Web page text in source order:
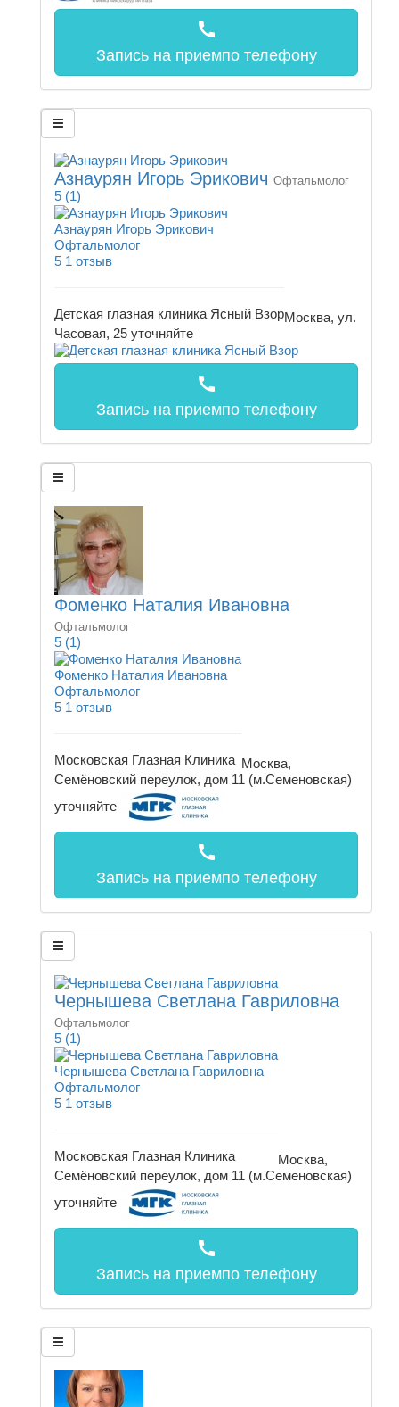
call
Запись на приемпо телефону
Азнаурян Игорь Эрикович Офтальмолог
5 (1)
Азнаурян Игорь Эрикович
Офтальмолог
5 1 отзыв
Детская глазная клиника Ясный ВзорМосква, ул.
Часовая, 25 уточняйте
call
Запись на приемпо телефону
Фоменко Наталия Ивановна
Офтальмолог
5 (1)
Фоменко Наталия Ивановна
Офтальмолог
5 1 отзыв
Московская Глазная Клиника Москва,
Семёновский переулок, дом 11 (м.Семеновская)
уточняйте
call
Запись на приемпо телефону
Чернышева Светлана Гавриловна
Офтальмолог
5 (1)
Чернышева Светлана Гавриловна
Офтальмолог
5 1 отзыв
Московская Глазная Клиника
Москва,
Семёновский переулок, дом 11 (м.Семеновская)
уточняйте
call
Запись на приемпо телефону